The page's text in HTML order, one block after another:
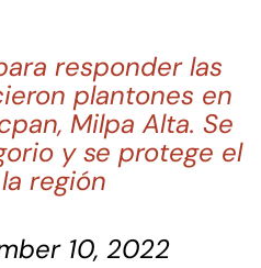
responder las
plantones en
Milpa Alta. Se
y se protege el
región
10, 2022